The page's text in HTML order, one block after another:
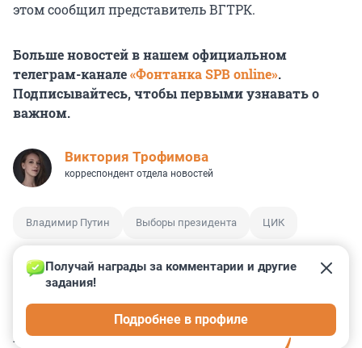
этом сообщил представитель ВГТРК.
Больше новостей в нашем официальном
телеграм-канале«Фонтанка SPB online».
Подписывайтесь, чтобы первыми узнавать о
важном.
Виктория Трофимова
корреспондент отдела новостей
Владимир Путин Выборы президента ЦИК
КОММЕНТАРИИ 162
Получай награды за комментарии и другие
задания!
Подробнее в профиле